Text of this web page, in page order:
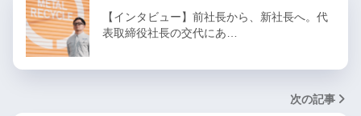
【インタビュー】前社長から、新社長へ。代
表取締役社長の交代にあ…
次の記事